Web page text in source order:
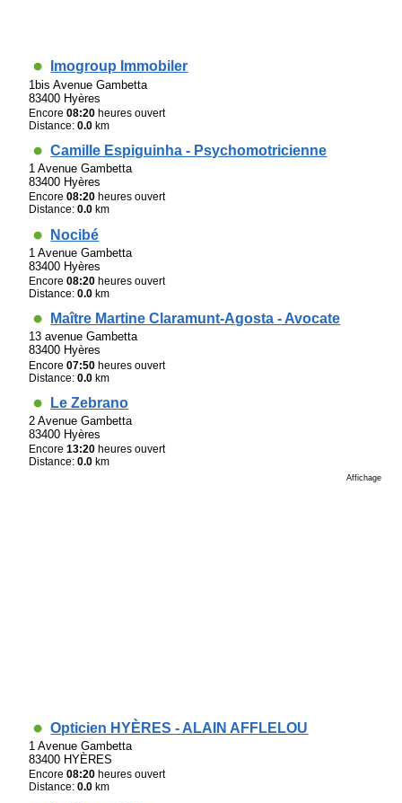
Imogroup Immobiler
1bis Avenue Gambetta
83400 Hyères
Encore08:20 heures ouvert
Distance:0.0 km
Camille Espiguinha - Psychomotricienne
1 Avenue Gambetta
83400 Hyères
Encore08:20 heures ouvert
Distance:0.0 km
Nocibé
1 Avenue Gambetta
83400 Hyères
Encore08:20 heures ouvert
Distance:0.0 km
Maître Martine Claramunt-Agosta - Avocate
13 avenue Gambetta
83400 Hyères
Encore07:50 heures ouvert
Distance:0.0 km
Le Zebrano
2 Avenue Gambetta
83400 Hyères
Encore13:20 heures ouvert
Distance:0.0 km
Affichage
Opticien HYÈRES - ALAIN AFFLELOU
1 Avenue Gambetta
83400 HYÈRES
Encore08:20 heures ouvert
Distance:0.0 km